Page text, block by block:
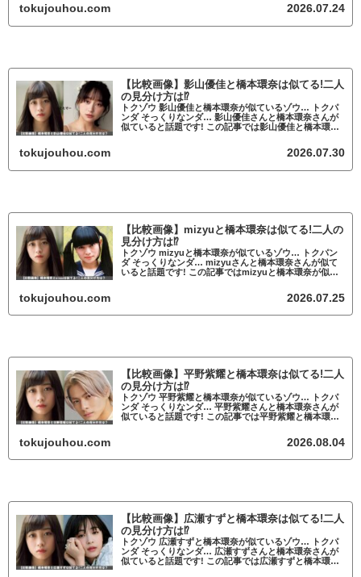
tokujouhou.com 2026.07.24
【比較画像】影山優佳と橋本環奈は似てる!二人
の見分け方は⁉
トクゾウ 影山優佳と橋本環奈が似ているゾウ… トクパ
ンダ そっくりなンダ… 影山優佳さんと橋本環奈さんが
似ていると話題です! この記事では影山優佳と橋本環奈
tokujouhou.com 2026.07.30
【比較画像】mizyuと橋本環奈は似てる!二人の
見分け方は⁉
トクゾウ mizyuと橋本環奈が似ているゾウ… トクパン
ダ そっくりなンダ… mizyuさんと橋本環奈さんが似て
いると話題です! この記事ではmizyuと橋本環奈が似て
tokujouhou.com 2026.07.25
【比較画像】平野紫耀と橋本環奈は似てる!二人
の見分け方は⁉
トクゾウ 平野紫耀と橋本環奈が似ているゾウ… トクパ
ンダ そっくりなンダ… 平野紫耀さんと橋本環奈さんが
似ていると話題です! この記事では平野紫耀と橋本環奈
tokujouhou.com 2026.08.04
【比較画像】広瀬すずと橋本環奈は似てる!二人
の見分け方は⁉
トクゾウ 広瀬すずと橋本環奈が似ているゾウ… トクパ
ンダ そっくりなンダ… 広瀬すずさんと橋本環奈さんが
似ていると話題です! この記事では広瀬すずと橋本環奈